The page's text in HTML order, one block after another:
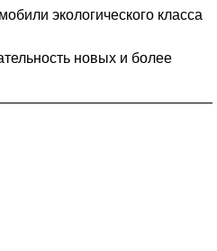
экологического класса
новых и более